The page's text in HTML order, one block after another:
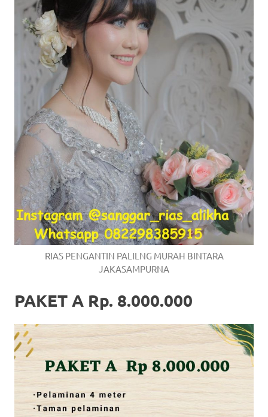
RIAS PENGANTIN PALILNG MURAH BINTARA
JAKASAMPURNA
PAKET A Rp. 8.000.000